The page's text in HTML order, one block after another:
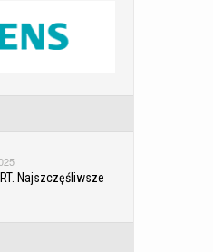
Najszczęśliwsze